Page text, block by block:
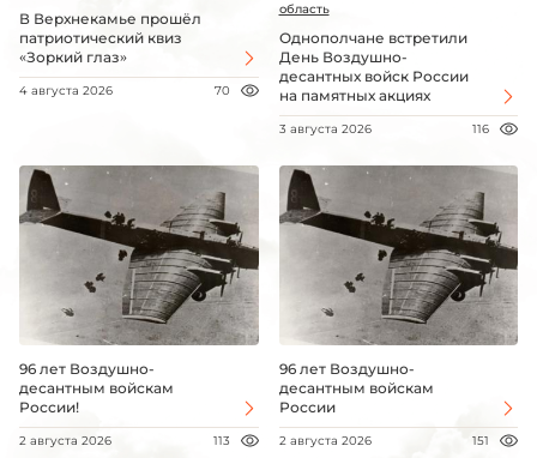
В Верхнекамье прошёл
патриотический квиз
«Зоркий глаз»
4 августа 2026 70
область
Однополчане встретили
День Воздушно-
десантных войск России
на памятных акциях
3 августа 2026 116
96 лет Воздушно-
десантным войскам
России!
2 августа 2026 113
96 лет Воздушно-
десантным войскам
России
2 августа 2026 151